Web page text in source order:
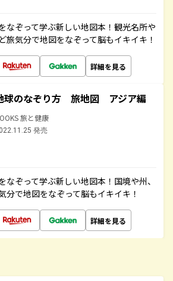
なぞって学ぶ新しい地図本！観光名所や
旅気分で地図をなぞって脳もイキイキ！
詳細を見る
球のなぞり方 旅地図 アジア編
旅と健康
発売
なぞって学ぶ新しい地図本！国境や州、
分で地図をなぞって脳もイキイキ！
詳細を見る